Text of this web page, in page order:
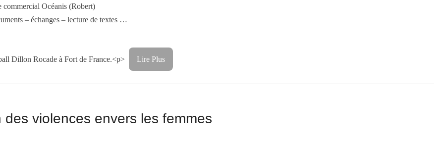
Océanis (Robert)
– échanges – lecture de textes …
Dillon Rocade à Fort de France.<p> Lire Plus
violences envers les femmes